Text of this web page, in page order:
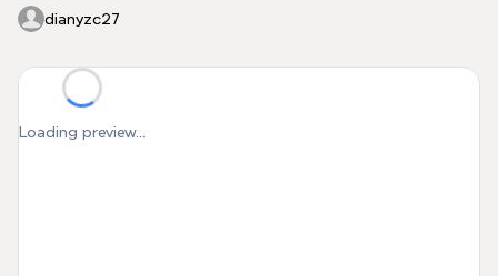
dianyzc27
Loading preview...